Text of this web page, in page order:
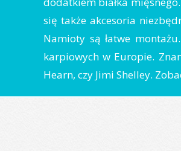
się także akcesoria
Namioty są łatwe
karpiowych w Europie.
Hearn, czy Jimi Shelley.